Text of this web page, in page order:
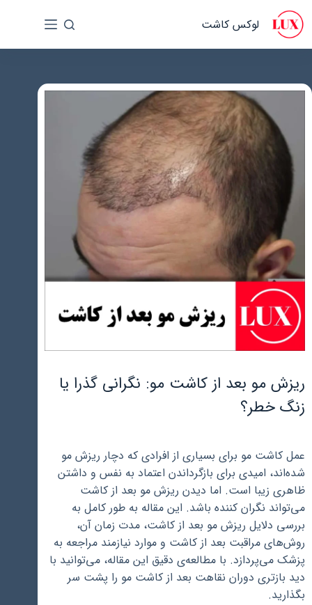
پرش
محتوا
لوکس کاشت
ریزش مو بعد از کاشت مو: نگرانی گذرا یا
زنگ خطر؟
عمل کاشت مو برای بسیاری از افرادی که دچار ریزش مو
شده‌اند، امیدی برای بازگرداندن اعتماد به نفس و داشتن
ظاهری زیبا است. اما دیدن ریزش مو بعد از کاشت
می‌تواند نگران کننده باشد. این مقاله به طور کامل به
بررسی دلایل ریزش مو بعد از کاشت، مدت زمان آن،
روش‌های مراقبت بعد از کاشت و موارد نیازمند مراجعه به
پزشک می‌پردازد. با مطالعه‌ی دقیق این مقاله، می‌توانید با
دید بازتری دوران نقاهت بعد از کاشت مو را پشت سر
بگذارید.